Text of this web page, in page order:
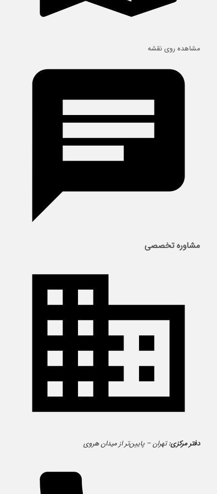
مشاهده روی نقشه
مشاوره تخصصی
دفتر مرکزی:تهران – پایین‌تر از میدان هروی